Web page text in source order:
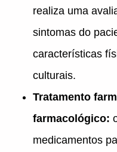
realiza uma
sintomas do
características
culturais.
Tratamento
farmacológico:
medicamentos